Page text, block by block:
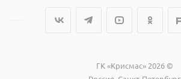
ГК «Крисмас» 2026 ©